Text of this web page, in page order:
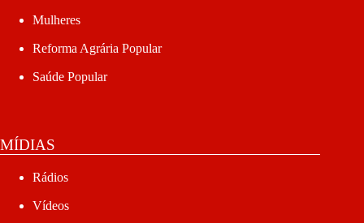
Mulheres
Reforma Agrária Popular
Saúde Popular
MÍDIAS
Rádios
Vídeos